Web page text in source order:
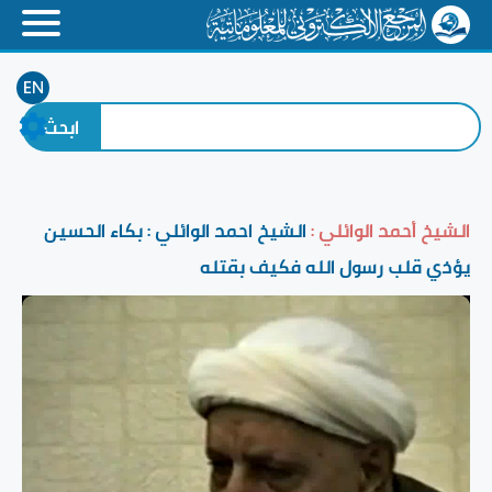
EN
الشيخ أحمد الوائلي :الشيخ احمد الوائلي : بكاء الحسين
يؤذي قلب رسول الله فكيف بقتله